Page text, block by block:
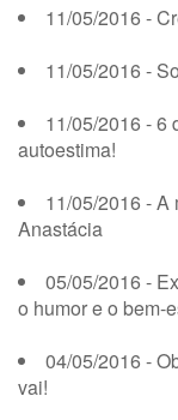
11/05/2016 -
11/05/2016 -
11/05/2016 - 6
autoestima!
11/05/2016 - A
Anastácia
05/05/2016 -
o humor e o bem-
04/05/2016 -
vai!